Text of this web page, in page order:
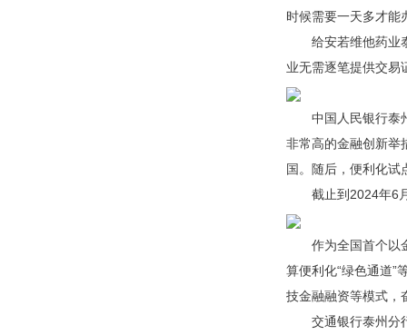
时候需要一天多才能
给安若维他药业
业无需逐笔提供交易
中国人民银行泰
非常高的金融创新举
国。随后，便利化试
截止到2024年6
作为全国首个以
算便利化“绿色通道”
技金融融资等模式，
交通银行泰州分